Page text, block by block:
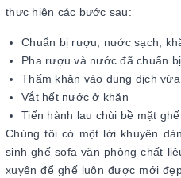
thực hiện các bước sau:
Chuẩn bị rượu, nước sạch,
Pha rượu và nước đã chuẩn
Thấm khăn vào dung dịch
Vắt hết nước ở khăn
Tiến hành lau chùi bề mặt ghế
Chúng tôi có một lời khuyên
sinh ghế sofa văn phòng chất
xuyên để ghế luôn được mới